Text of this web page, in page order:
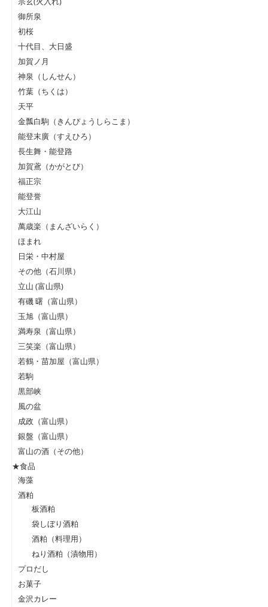
御所泉
初桜
十代目、大日盛
加賀ノ月
神泉（しんせん）
竹葉（ちくは）
天平
金瓢白駒（きんぴょうしらこま）
能登末廣（すえひろ）
長生舞・能登路
加賀鳶（かがとび）
福正宗
能登誉
大江山
萬歳楽（まんざいらく）
ほまれ
日栄・中村屋
その他（石川県）
立山 (富山県)
有磯 曙（富山県）
玉旭（富山県）
満寿泉（富山県）
三笑楽（富山県）
若鶴・苗加屋（富山県）
若駒
黒部峡
風の盆
成政（富山県）
銀盤（富山県）
富山の酒（その他）
★食品
海藻
酒粕
板酒粕
袋しぼり酒粕
酒粕（料理用）
ねり酒粕（漬物用）
プロだし
お菓子
金沢カレー